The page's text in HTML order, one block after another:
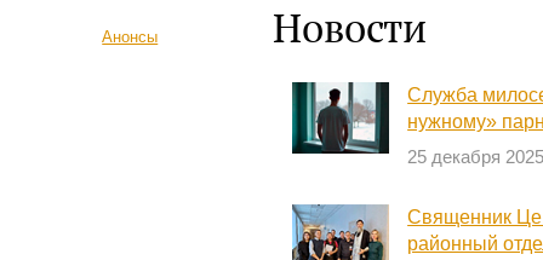
Анонсы Новости
Служба
нужному»
25 декабря
Священник
районный